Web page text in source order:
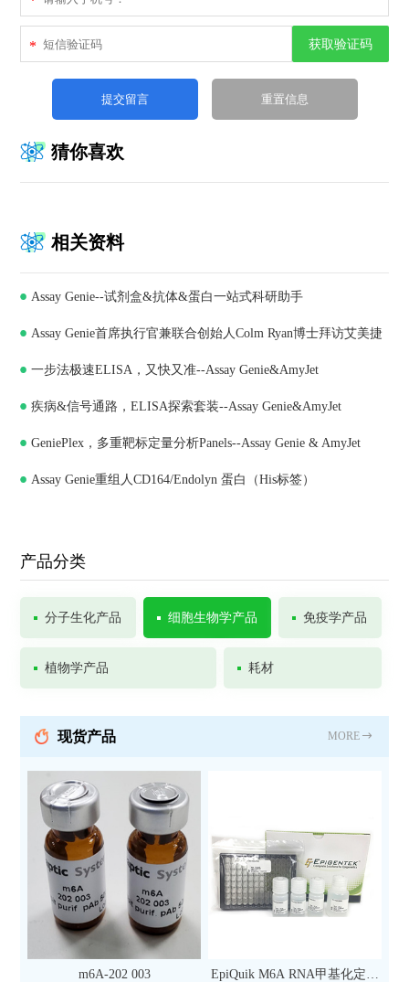
* 获取验证码
猜你喜欢
相关资料
Assay Genie--试剂盒&抗体&蛋白一站式科研助手
Assay Genie首席执行官兼联合创始人Colm Ryan博士拜访艾美捷
科技，深化合作共谋发展
一步法极速ELISA，又快又准--Assay Genie&AmyJet
疾病&信号通路，ELISA探索套装--Assay Genie&AmyJet
GeniePlex，多重靶标定量分析Panels--Assay Genie & AmyJet
Assay Genie重组人CD164/Endolyn 蛋白（His标签）
产品分类
分子生化产品 细胞生物学产品 免疫学产品
植物学产品 耗材
现货产品 MORE
m6A-202 003
EpiQuik M6A RNA甲基化定量